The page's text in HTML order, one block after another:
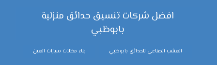
افضل شركات تنسيق حدائق منزلية
بابوظبي
العشب الصناعي للحدائق بابوظبي بناء مظلات سيارات العين